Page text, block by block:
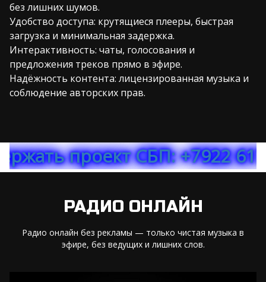
без лишних шумов.
Удобство доступа: крутящиеся плееры, быстрая
загрузка и минимальная задержка.
Интерактивность: чаты, голосования и
предложения треков прямо в эфире.
Надёжность контента: лицензированная музыка и
соблюдение авторских прав.
СБП: +7922 617 76 78
РАДИО ОНЛАЙН
Радио онлайн без рекламы — только чистая музыка в
эфире, без ведущих и лишних слов.